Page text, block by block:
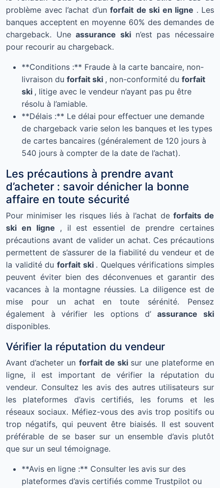
problème avec l’achat d’un forfait de ski en ligne . Les
banques acceptent en moyenne 60% des demandes de
chargeback. Uneassurance ski n’est pas nécessaire
pour recourir au chargeback.
**Conditions :** Fraude à la carte bancaire, non-
livraison du forfait ski , non-conformité du forfait
ski , litige avec le vendeur n’ayant pas pu être
résolu à l’amiable.
**Délais :** Le délai pour effectuer une demande
de chargeback varie selon les banques et les types
de cartes bancaires (généralement de 120 jours à
540 jours à compter de la date de l’achat).
Les précautions à prendre avant
d’acheter : savoir dénicher la bonne
affaire en toute sécurité
Pour minimiser les risques liés à l’achat de forfaits de
ski en ligne , il est essentiel de prendre certaines
précautions avant de valider un achat. Ces précautions
permettent de s’assurer de la fiabilité du vendeur et de
la validité du forfait ski . Quelques vérifications simples
peuvent éviter bien des déconvenues et garantir des
vacances à la montagne réussies. La diligence est de
mise pour un achat en toute sérénité. Pensez
également à vérifier les options d’assurance ski
disponibles.
Vérifier la réputation du vendeur
Avant d’acheter un forfait de ski sur une plateforme en
ligne, il est important de vérifier la réputation du
vendeur. Consultez les avis des autres utilisateurs sur
les plateformes d’avis certifiés, les forums et les
réseaux sociaux. Méfiez-vous des avis trop positifs ou
trop négatifs, qui peuvent être biaisés. Il est souvent
préférable de se baser sur un ensemble d’avis plutôt
que sur un seul témoignage.
**Avis en ligne :** Consulter les avis sur des
plateformes d’avis certifiés comme Trustpilot ou